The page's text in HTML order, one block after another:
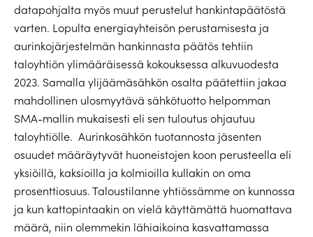
datapohjalta myös muut perustelut hankintapäätöstä
varten. Lopulta energiayhteisön perustamisesta ja
aurinkojärjestelmän hankinnasta päätös tehtiin
taloyhtiön ylimääräisessä kokouksessa alkuvuodesta
2023. Samalla ylijäämäsähkön osalta päätettiin jakaa
mahdollinen ulosmyytävä sähkötuotto helpomman
SMA-mallin mukaisesti eli sen tuloutus ohjautuu
taloyhtiölle. Aurinkosähkön tuotannosta jäsenten
osuudet määräytyvät huoneistojen koon perusteella eli
yksiöillä, kaksioilla ja kolmioilla kullakin on oma
prosenttiosuus. Taloustilanne yhtiössämme on kunnossa
ja kun kattopintaakin on vielä käyttämättä huomattava
määrä, niin olemmekin lähiaikoina kasvattamassa